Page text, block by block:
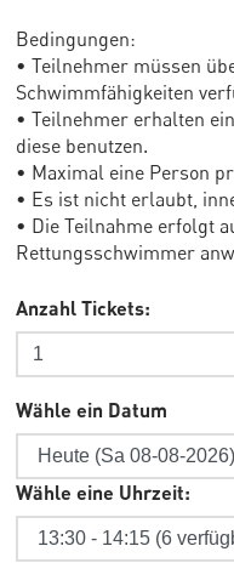
Bedingungen:
• Teilnehmer müssen
Schwimmfähigkeiten
• Teilnehmer erhalten
diese benutzen.
• Maximal eine Person
• Es ist nicht erlaubt,
• Die Teilnahme erfolgt
Rettungsschwimmer
Anzahl Tickets:
Wähle ein Datum
Wähle eine Uhrzeit: